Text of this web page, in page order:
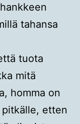
tahansa
tuota
mitä
homma on
etten